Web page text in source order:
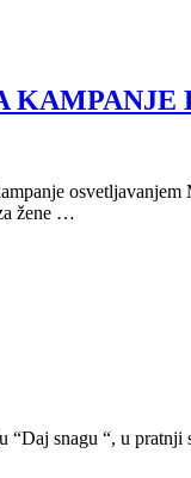
KAMPANJE
žene …
“Daj snagu “, u